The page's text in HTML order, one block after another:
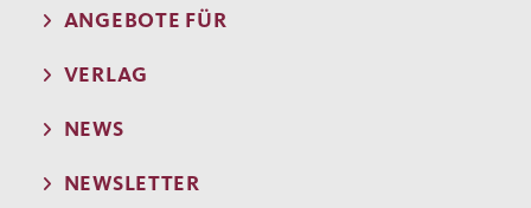
ANGEBOTE FÜR
VERLAG
NEWS
NEWSLETTER